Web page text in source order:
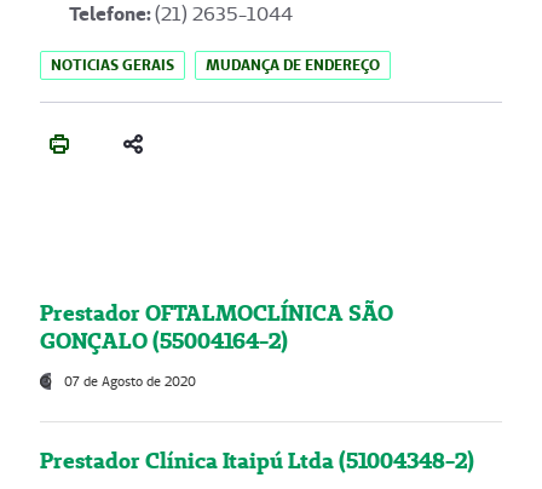
Telefone:(21) 2635-1044
NOTICIAS GERAIS MUDANÇA DE ENDEREÇO
Prestador OFTALMOCLÍNICA SÃO
GONÇALO (55004164-2)
07 de Agosto de 2020
Prestador Clínica Itaipú Ltda (51004348-2)